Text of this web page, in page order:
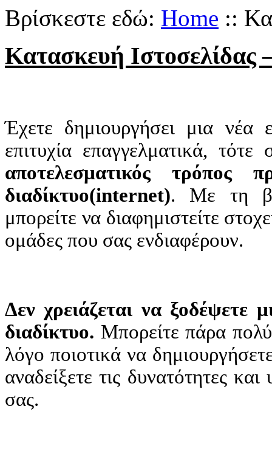
Βρίσκεστε εδώ: Home ::
Κατασκευή
Έχετε δημιουργήσει μια νέα
επιτυχία επαγγελματικά,
αποτελεσματικός τρόπος
διαδίκτυο(internet). Με τη
μπορείτε να διαφημιστείτε
ομάδες που σας ενδιαφέρουν.
Δεν χρειάζεται να ξοδέψετε
διαδίκτυο. Μπορείτε πάρα
λόγο ποιοτικά να
αναδείξετε τις δυνατότητες
σας.